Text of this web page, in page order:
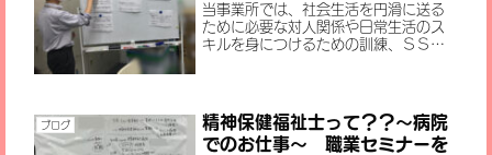
当事業所では、社会生活を円滑に送る
ために必要な対人関係や日常生活のス
キルを身につけるための訓練、ＳＳＴ
をいたしま...
ブログ
精神保健福祉士って？？～病院
でのお仕事～ 職業セミナーを